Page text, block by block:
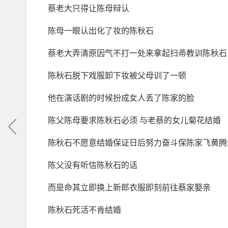
蔡老大只得让陈母辩认
陈母一眼认出化了妆的陈秋石
蔡老大弄清原因气不打一处来拿起扫帚教训陈秋石
陈秋石脱下戏服卸下妆被父母训了一顿
他在演话剧的时候扮成女人丢了陈家的脸
陈父陈母要求陈秋石必须 与老蔡的女儿菊花结婚
陈秋石不愿意结婚保证日后努力奋斗保陈家飞黄
陈父没有听信陈秋石的话
而是命其立即换上新郎衣服即刻前往蔡家娶亲
陈秋石死活不肯结婚